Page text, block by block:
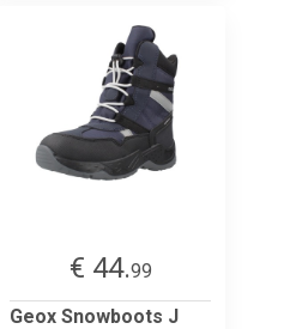
€ 44.99
Geox Snowboots J